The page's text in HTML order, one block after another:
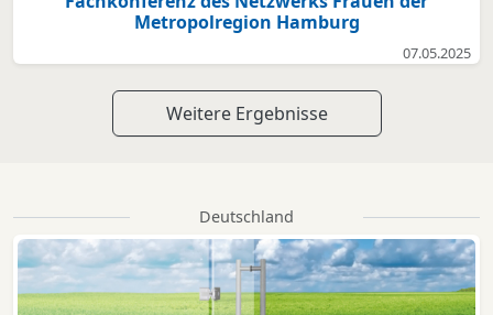
Metropolregion Hamburg
07.05.2025
Weitere Ergebnisse
Deutschland